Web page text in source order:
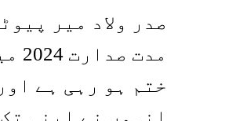
صدر ولاد میر
مدت
ختم ہو رہی ہے اور
انہوں نے اپنی تک